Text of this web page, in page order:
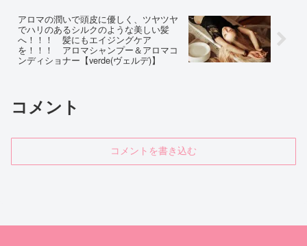
アロマの潤いで頭皮に優しく、ツヤツヤ
でハリのあるシルクのような美しい髪
へ！！！ 髪にもエイジングケア
を！！！ アロマシャンプー＆アロマコ
ンディショナー【verde(ヴェルデ)】
コメント
コメントを書き込む